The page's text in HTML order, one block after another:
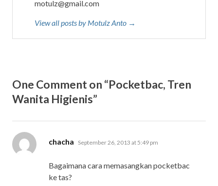
)
motulz@gmail.com
View all posts by Motulz Anto →
One Comment on “Pocketbac, Tren
Wanita Higienis”
chacha says:
September 26, 2013 at 5:49 pm
Bagaimana cara memasangkan pocketbac
ke tas?